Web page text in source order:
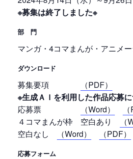
※募集は終了しました※
部 門
マンガ・4コマまんが・アニメ
ダウンロード
募集要項
（PDF）
※生成ＡＩを利用した作品応募
応募票
（Word）
４コマまんが枠 空白あり
（
空白なし
（Word） （PDF）
応募フォーム